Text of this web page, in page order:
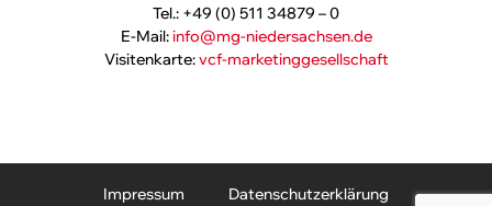
Tel.: +49 (0) 511 34879 – 0
E-Mail:info@mg-niedersachsen.de
Visitenkarte:vcf-marketinggesellschaft
Impressum Datenschutzerklärung